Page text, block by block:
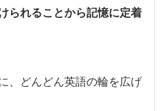
られることから記憶に定着
、どんどん英語の輪を広げ